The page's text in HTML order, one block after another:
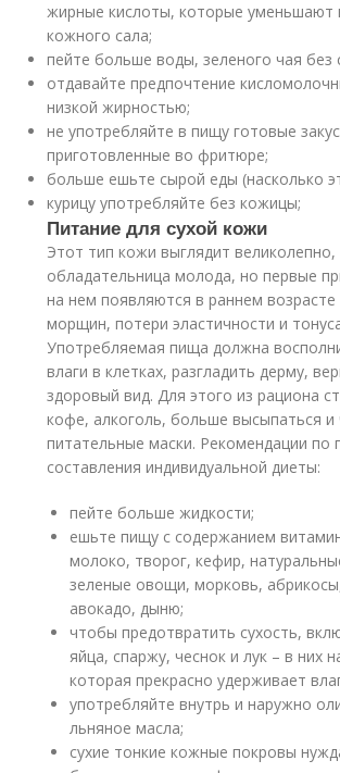
жирные кислоты, которые уменьшают
кожного сала;
пейте больше воды, зеленого чая без
отдавайте предпочтение
низкой жирностью;
не употребляйте в пищу готовые
приготовленные во фритюре;
больше ешьте сырой еды (насколько
курицу употребляйте без кожицы;
Питание для сухой кожи
Этот тип кожи выглядит великолепно,
обладательница молода, но первые
на нем появляются в раннем возрасте
морщин, потери эластичности и
Употребляемая пища должна
влаги в клетках, разгладить дерму,
здоровый вид. Для этого из рациона
кофе, алкоголь, больше высыпаться
питательные маски. Рекомендации по
составления индивидуальной диеты:
пейте больше жидкости;
ешьте пищу с содержанием
молоко, творог, кефир,
зеленые овощи, морковь,
авокадо, дыню;
чтобы предотвратить сухость,
яйца, спаржу, чеснок и лук – в них
которая прекрасно удерживает
употребляйте внутрь и наружно
льняное масла;
сухие тонкие кожные покровы